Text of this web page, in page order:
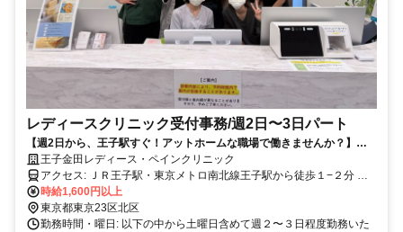
レディースクリニック受付事務/週2日〜3日パート
【週2日から、王子駅すぐ！アットホームな職場で働きませんか？】ド
クターズコスメ社割り有り！
王子金田レディース・ペインクリニック
アクセス: ＪＲ王子駅・東京メトロ南北線王子駅から徒歩１−２分 都
電荒川線王子駅前より徒歩５分
時給1,600円以上
東京都東京23区北区
勤務時間・曜日: 以下の中から土曜日含めて週２〜３日程度勤務いた